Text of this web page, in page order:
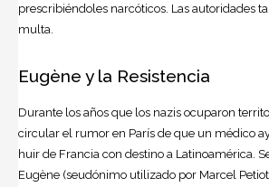
prescribiéndoles narcóticos. Las autoridades
multa.
Eugène y la Resistencia
Durante los años que los nazis ocuparon
circular el rumor en París de que un médico
huir de Francia con destino a Latinoamérica.
Eugène (seudónimo utilizado por Marcel